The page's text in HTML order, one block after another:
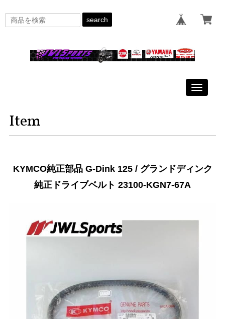
search
Toggle
Item
KYMCO純正部品 G-Dink 125 / グランドディンク
純正ドライブベルト 23100-KGN7-67A